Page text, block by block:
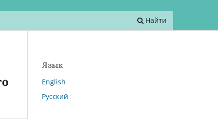
Найти
Язык
English
Русский